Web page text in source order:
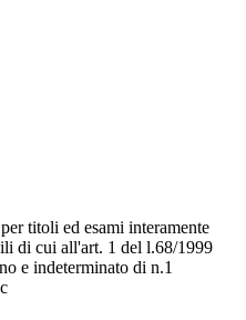
titoli ed esami interamente
di cui all'art. 1 del l.68/1999
e indeterminato di n.1